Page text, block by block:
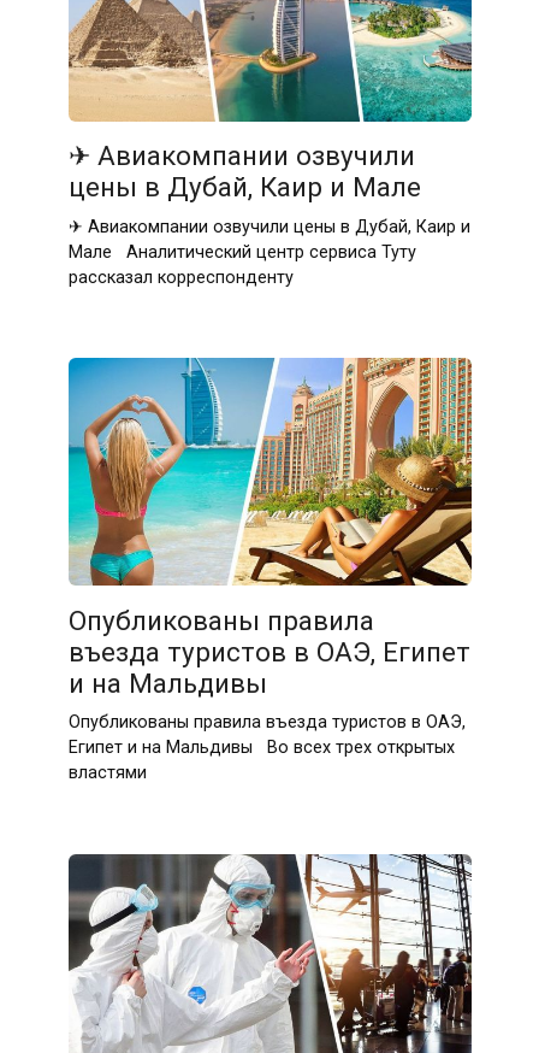
✈ Авиакомпании озвучили
цены в Дубай, Каир и Мале
✈ Авиакомпании озвучили цены в Дубай, Каир и
Мале Аналитический центр сервиса Туту
рассказал корреспонденту
Опубликованы правила
въезда туристов в ОАЭ, Египет
и на Мальдивы
Опубликованы правила въезда туристов в ОАЭ,
Египет и на Мальдивы Во всех трех открытых
властями